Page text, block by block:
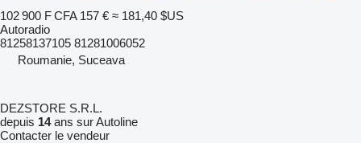
102 900 F CFA 157 € ≈ 181,40 $US
Autoradio
81258137105 81281006052
Roumanie, Suceava
DEZSTORE S.R.L.
depuis 14ans sur Autoline
Contacter le vendeur